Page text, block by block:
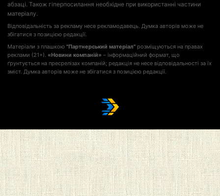
абзаці. Також гіперпосилання необхідне при використанні частини
матеріалу.
Відповідальність за рекламу несе рекламодавець. Думка авторів може не
збігатися з позицією редакції.
Матеріали з плашкою "Партнерський матеріал" розміщуються на правах
реклами (21+). «Новини компаній» – інформаційний формат, що
ґрунтується на пресрелізах компаній; редакція не несе відповідальності за їх
зміст. Думка авторів може не збігатися з позицією редакції.